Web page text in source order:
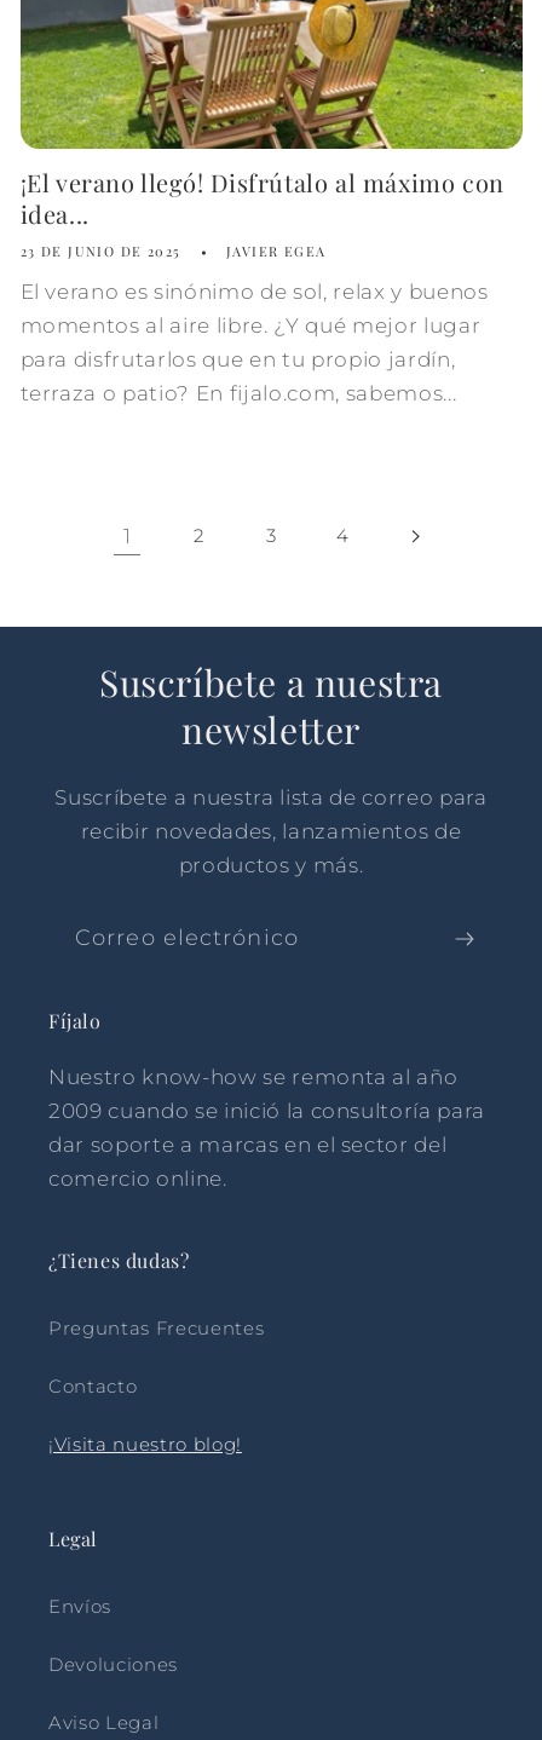
¡El verano llegó! Disfrútalo al máximo con
idea...
23 DE JUNIO DE 2025 JAVIER EGEA
El verano es sinónimo de sol, relax y buenos
momentos al aire libre. ¿Y qué mejor lugar
para disfrutarlos que en tu propio jardín,
terraza o patio? En fijalo.com, sabemos...
1 2 3 4
Suscríbete a nuestra
newsletter
Suscríbete a nuestra lista de correo para
recibir novedades, lanzamientos de
productos y más.
Correo electrónico
Fíjalo
Nuestro know-how se remonta al año
2009 cuando se inició la consultoría para
dar soporte a marcas en el sector del
comercio online.
¿Tienes dudas?
Preguntas Frecuentes
Contacto
¡Visita nuestro blog!
Legal
Envíos
Devoluciones
Aviso Legal